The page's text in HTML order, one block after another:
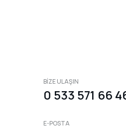
BİZE ULAŞIN
0 533 571 66
E-POSTA